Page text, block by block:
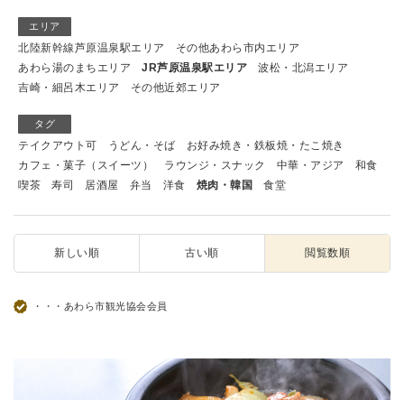
エリア
北陸新幹線芦原温泉駅エリア
その他あわら市内エリア
あわら湯のまちエリア
JR芦原温泉駅エリア
波松・北潟エリア
吉崎・細呂木エリア
その他近郊エリア
タグ
テイクアウト可 うどん・そば
お好み焼き・鉄板焼・たこ焼き
カフェ・菓子（スイーツ）
ラウンジ・スナック 中華・アジア
和食
喫茶
寿司 居酒屋 弁当 洋食 焼肉・韓国 食堂
新しい順 古い順 閲覧数順
・・・あわら市観光協会会員